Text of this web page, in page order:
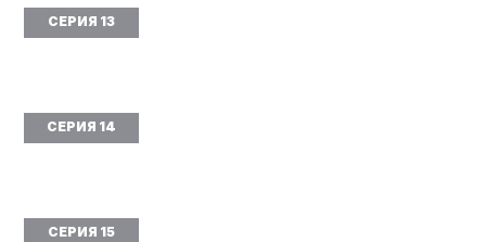
СЕРИЯ 13
СЕРИЯ 14
СЕРИЯ 15